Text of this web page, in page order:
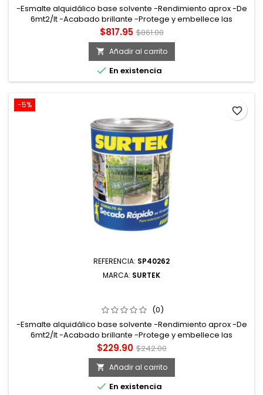
-Esmalte alquidálico base solvente -Rendimiento aprox -De
6mt2/lt -Acabado brillante -Protege y embellece las
superficies a pintar. Tiempo de secado tacto: 15min curado:
72hrs
Precio
$817.95 Precio
base
$861.00
 Añadir al carrito
 En existencia
-5%
REFERENCIA: SP40262
MARCA: SURTEK
(0)
-Esmalte alquidálico base solvente -Rendimiento aprox -De
6mt2/lt -Acabado brillante -Protege y embellece las
superficies a pintar. Tiempo de secado tacto: 15min curado:
72hrs
Precio
$229.90 Precio
base
$242.00
 Añadir al carrito
 En existencia
favorite_border